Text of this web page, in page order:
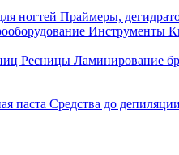
ногтей Праймеры,
Инструменты
Ресницы Ламинирование
паста Средства до депиляции